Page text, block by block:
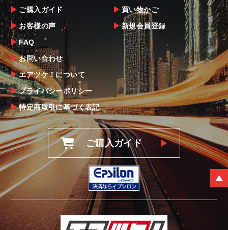
ご購入ガイド
お客様の声
FAQ
お問い合わせ
エアツケ！について
プライバシーポリシー
特定商取引に基づく表記
買い物かご
新規会員登録
ご購入ガイド